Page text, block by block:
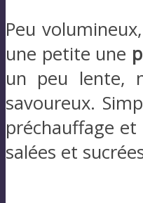
Peu
une petite une
un peu lente,
savoureux.
préchauffage
salées et